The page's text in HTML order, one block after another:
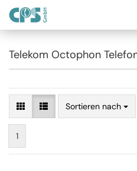
Telekom Octophon
Sortieren nach
1